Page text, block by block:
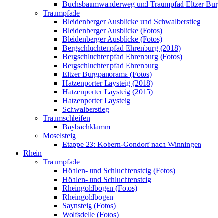
Buchsbaumwanderweg und Traumpfad Eltzer
Traumpfade
Bleidenberger Ausblicke und Schwalberstieg
Bleidenberger Ausblicke (Fotos)
Bleidenberger Ausblicke (Fotos)
Bergschluchtenpfad Ehrenburg (2018)
Bergschluchtenpfad Ehrenburg (Fotos)
Bergschluchtenpfad Ehrenburg
Eltzer Burgpanorama (Fotos)
Hatzenporter Laysteig (2018)
Hatzenporter Laysteig (2015)
Hatzenporter Laysteig
Schwalberstieg
Traumschleifen
Baybachklamm
Moselsteig
Etappe 23: Kobern-Gondorf nach Winningen
Rhein
Traumpfade
Höhlen- und Schluchtensteig (Fotos)
Höhlen- und Schluchtensteig
Rheingoldbogen (Fotos)
Rheingoldbogen
Saynsteig (Fotos)
Wolfsdelle (Fotos)